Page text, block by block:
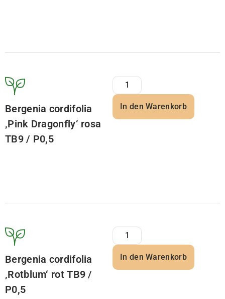
Bergenia cordifolia
‚Pink Dragonfly‘ rosa
TB9 / P0,5
In den Warenkorb
Bergenia cordifolia
‚Rotblum‘ rot TB9 /
P0,5
In den Warenkorb